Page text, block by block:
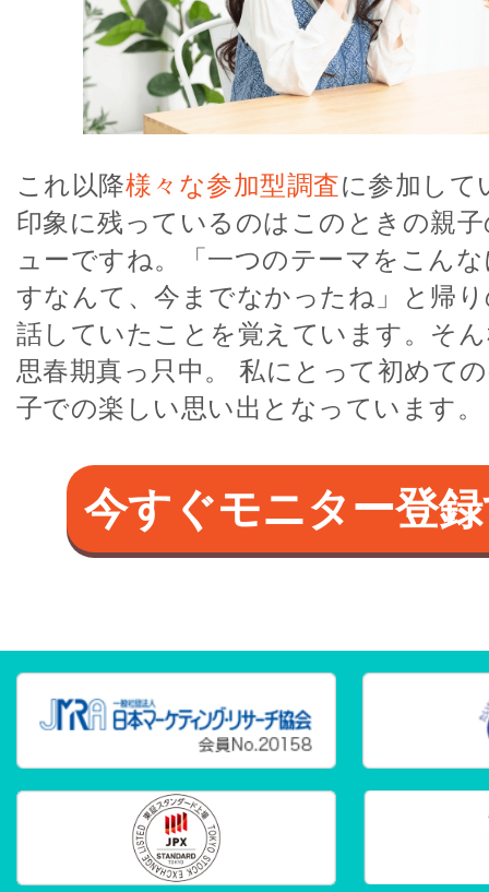
これ以降様々な参加型調査に参加して
印象に残っているのはこのときの親
ューですね。「一つのテーマをこん
すなんて、今までなかったね」と帰
話していたことを覚えています。そ
思春期真っ只中。 私にとって初めて
子での楽しい思い出となっています。
今すぐモニター登